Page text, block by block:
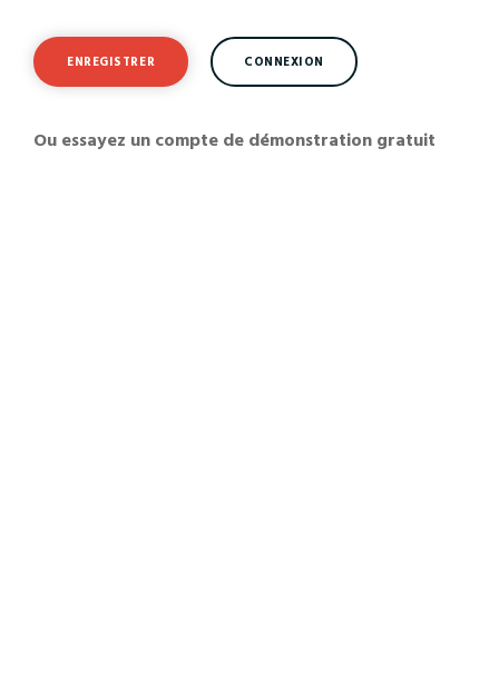
ENREGISTRER CONNEXION
Ou essayez un compte de démonstration gratuit